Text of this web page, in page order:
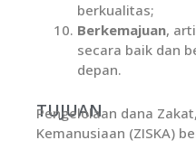
berkualitas;
Berkemajuan,
secara baik dan
depan.
TUJUAN
Pengelolaan dana
Kemanusiaan (ZISKA)